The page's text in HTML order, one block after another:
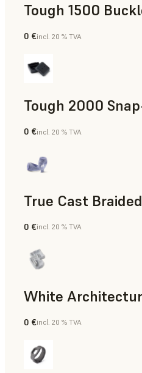
Tough 1500
Ingénierie
0 €incl. 20 % TVA
Tough 2000
Ingénierie
0 €incl. 20 % TVA
True Cast
Joaillerie
0 €incl. 20 % TVA
Résine standard
0 €incl. 20 % TVA